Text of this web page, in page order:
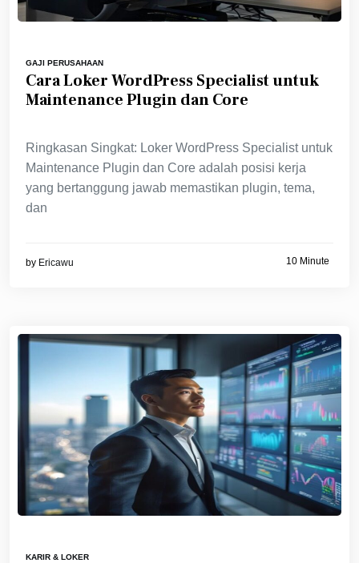
GAJI PERUSAHAAN
Cara Loker WordPress Specialist untuk
Maintenance Plugin dan Core
Ringkasan Singkat: Loker WordPress Specialist untuk
Maintenance Plugin dan Core adalah posisi kerja
yang bertanggung jawab memastikan plugin, tema,
dan
by Ericawu 10 Minute
KARIR & LOKER